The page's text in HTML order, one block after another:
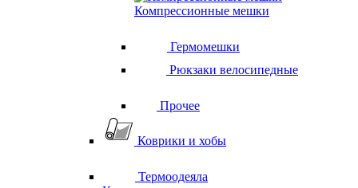
Компрессионные мешки
Гермомешки
Рюкзаки велосипедные
Прочее
Коврики и хобы
Термоодеяла